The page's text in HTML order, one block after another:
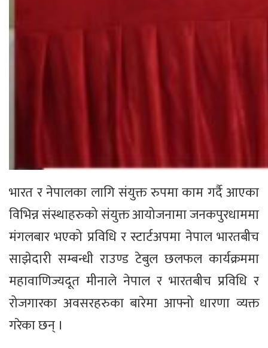
भारत र नेपालका लागि संयुक्त रुपमा काम गर्दै आएका
विभिन्न संस्थाहरुको संयुक्त आयोजनामा जनकपुरधाममा
मंगलबार भएको प्रविधि र स्टार्टअपमा नेपाल भारतबीच
साझेदारी सम्बन्धी राउण्ड टेबुल छलफल कार्यक्रममा
महावाणिज्यदूत मीनाले नेपाल र भारतबीच प्रविधि र
रोजगारका अवसरहरुका बारेमा आफ्नो धारणा व्यक्त
गरेका छन् ।